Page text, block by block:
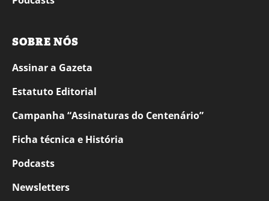
SOBRE NÓS
Assinar a Gazeta
Estatuto Editorial
Campanha “Assinaturas do Centenário”
Ficha técnica e História
Podcasts
Newsletters